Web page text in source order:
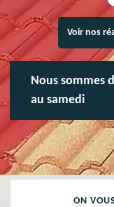
Voir nos
Nous sommes
au samedi
ON